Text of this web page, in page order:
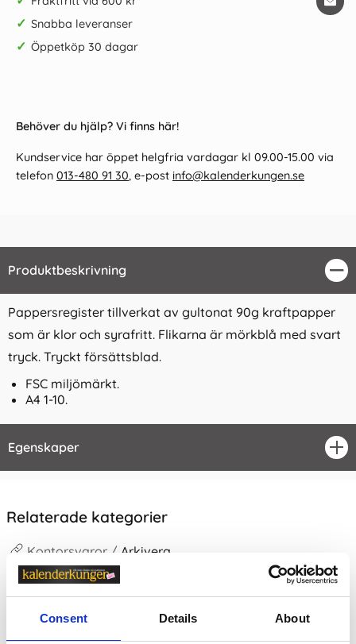
Consent Details About
✓ Snabba leveranser
✓ Öppetköp 30 dagar
Behöver du hjälp? Vi finns här!
Kundservice har öppet helgfria vardagar kl 09.00-15.00 via
telefon 013-480 91 30, e-post info@kalenderkungen.se
Produktbeskrivning
Pappersregister tillverkat av gultonat 90g kraftpapper
som är klor och syrafritt. Flikarna är mörkblå med svart
tryck. Tryckt försättsblad.
FSC miljömärkt.
A4 1-10.
Egenskaper
Relaterade kategorier
Kontorsvaror / Arkivera
Kontorsvaror / Arkivera /